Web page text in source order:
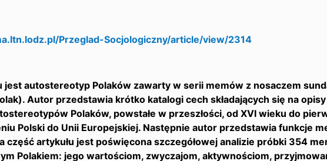
Przeglad-Socjologiczny/article/view/2314
jest autostereotyp Polaków zawarty w serii memów z nosaczem
Autor przedstawia krótko katalogi cech składających się na
Polaków, powstałe w przeszłości, od XVI wieku do
Polski do Unii Europejskiej. Następnie autor przedstawia funkcje
część artykułu jest poświęcona szczegółowej analizie próbki 354
Polakiem: jego wartościom, zwyczajom, aktywnościom,